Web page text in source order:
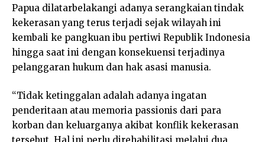
Papua dilatarbelakangi adanya serangkaian tindak
kekerasan yang terus terjadi sejak wilayah ini
kembali ke pangkuan ibu pertiwi Republik Indonesia
hingga saat ini dengan konsekuensi terjadinya
pelanggaran hukum dan hak asasi manusia.
“Tidak ketinggalan adalah adanya ingatan
penderitaan atau memoria passionis dari para
korban dan keluarganya akibat konflik kekerasan
tersebut. Hal ini perlu direhabilitasi melalui dua